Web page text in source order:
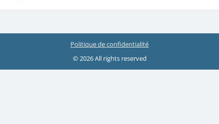
Politique de confidentialité
© 2026 All rights reserved